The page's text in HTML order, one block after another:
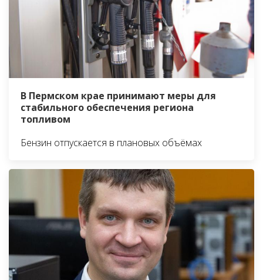
В Пермском крае принимают меры для
стабильного обеспечения региона
топливом
Бензин отпускается в плановых объёмах